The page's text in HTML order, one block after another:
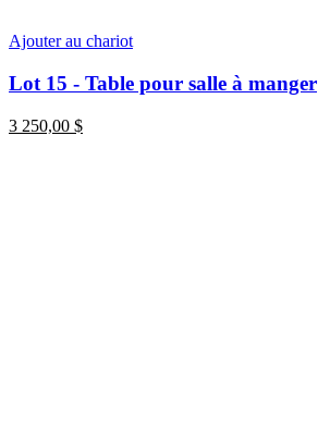
Ajouter au chariot
Lot 15 - Table pour salle à manger
3 250,00 $